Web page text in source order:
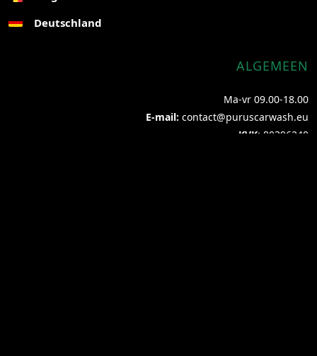
Deutschland
ALGEMEEN
Ma-vr 09.00-18.00
E-mail: contact@puruscarwash.eu
KVK: 80396240